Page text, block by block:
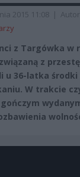
2015 11:08 | Autor:
z Targówka w
z
u 36-latka
W trakcie